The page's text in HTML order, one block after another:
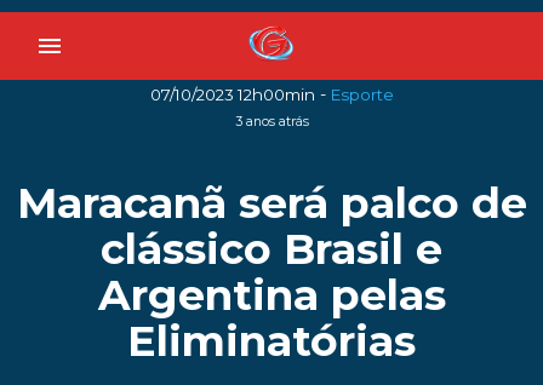
menu
07/10/2023 12h00min - Esporte
3 anos atrás
Maracanã será palco de
clássico Brasil e
Argentina pelas
Eliminatórias